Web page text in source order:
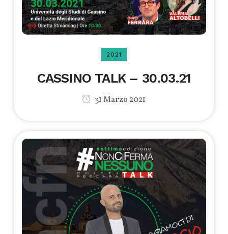
2021
CASSINO TALK – 30.03.21
31 Marzo 2021